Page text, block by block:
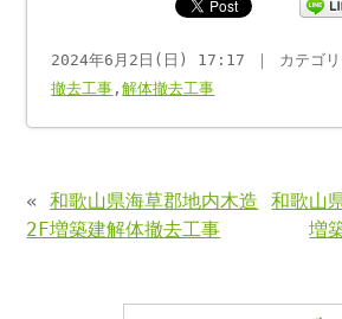
2024年6月2日(日) 17:17 ｜ カテゴリ
撤去工事 ,解体撤去工事
«和歌山県海草郡地内木造
2F増築建解体撤去工事
和歌山
増